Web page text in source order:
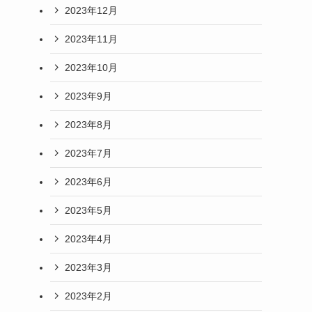
2023年12月
2023年11月
2023年10月
2023年9月
2023年8月
2023年7月
2023年6月
2023年5月
2023年4月
2023年3月
2023年2月